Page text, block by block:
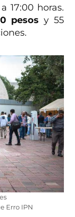
17:00 horas.
pesos y 55
Erro IPN